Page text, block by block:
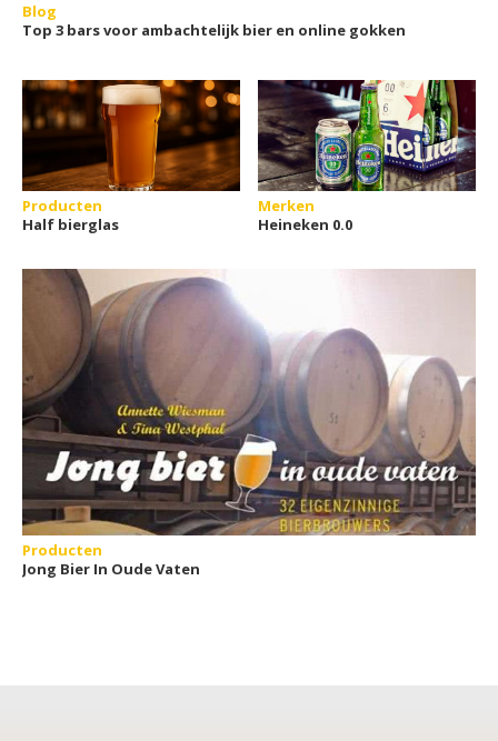
Blog
Top 3 bars voor ambachtelijk bier en online gokken
Producten
Half bierglas
Merken
Heineken 0.0
Producten
Jong Bier In Oude Vaten